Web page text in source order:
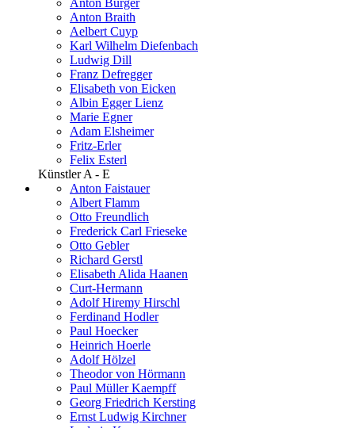
Anton Burger
Anton Braith
Aelbert Cuyp
Karl Wilhelm Diefenbach
Ludwig Dill
Franz Defregger
Elisabeth von Eicken
Albin Egger Lienz
Marie Egner
Adam Elsheimer
Fritz-Erler
Felix Esterl
Künstler A - E
Anton Faistauer
Albert Flamm
Otto Freundlich
Frederick Carl Frieseke
Otto Gebler
Richard Gerstl
Elisabeth Alida Haanen
Curt-Hermann
Adolf Hiremy Hirschl
Ferdinand Hodler
Paul Hoecker
Heinrich Hoerle
Adolf Hölzel
Theodor von Hörmann
Paul Müller Kaempff
Georg Friedrich Kersting
Ernst Ludwig Kirchner